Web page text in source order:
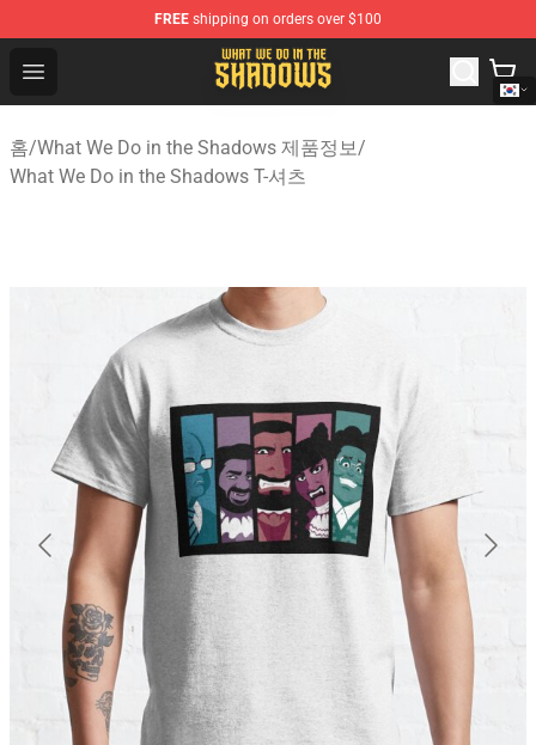
FREE shipping on orders over $100
Open menu
What We Do in the Shadows Shop - Official What We
홈/What We Do in the Shadows 제품정보/
What We Do in the Shadows T-셔츠